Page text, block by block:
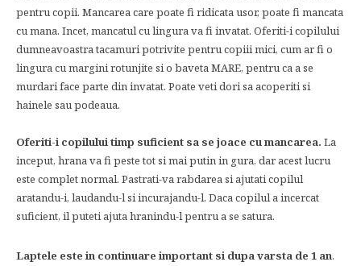
pentru copii. Mancarea care poate fi ridicata usor, poate fi mancata
cu mana. Incet, mancatul cu lingura va fi invatat. Oferiti-i copilului
dumneavoastra tacamuri potrivite pentru copiii mici, cum ar fi o
lingura cu margini rotunjite si o baveta MARE, pentru ca a se
murdari face parte din invatat. Poate veti dori sa acoperiti si
hainele sau podeaua.
Oferiti-i copilului timp suficient sa se joace cu mancarea. La
inceput, hrana va fi peste tot si mai putin in gura, dar acest lucru
este complet normal. Pastrati-va rabdarea si ajutati copilul
aratandu-i, laudandu-l si incurajandu-l. Daca copilul a incercat
suficient, il puteti ajuta hranindu-l pentru a se satura.
Laptele este in continuare important si dupa varsta de 1 an.